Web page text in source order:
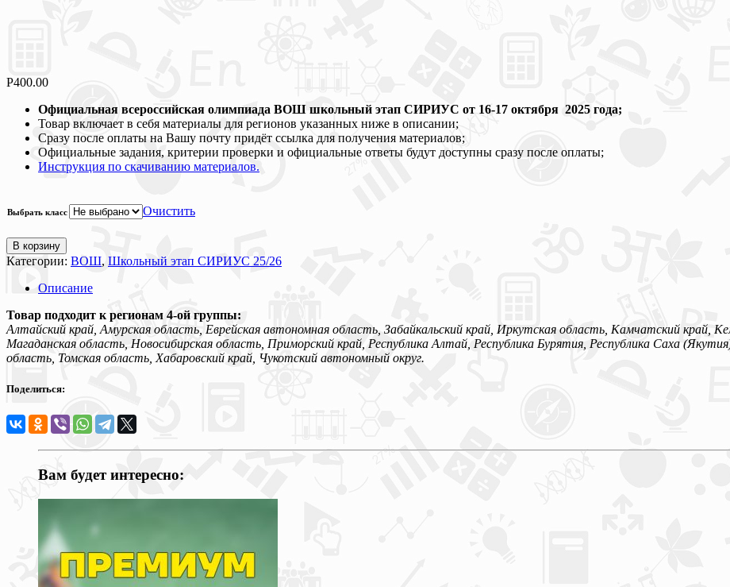
Р400.00
Официальная всероссийская олимпиада ВОШ школьный этап СИРИУС от 16-17 октября 2025 года;
Товар включает в себя материалы для регионов указанных ниже в описании;
Сразу после оплаты на Вашу почту придёт ссылка для получения материалов;
Официальные задания, критерии проверки и официальные ответы будут доступны сразу после оплаты;
Инструкция по скачиванию материалов.
Выбрать класс Очистить
В корзину
Категории: ВОШ, Школьный этап СИРИУС 25/26
Описание
Товар подходит к регионам 4-ой группы:
Алтайский край, Амурская область, Еврейская автономная область, Забайкальский край, Иркутская область, Камчатский край,
Магаданская область, Новосибирская область, Приморский край, Республика Алтай, Республика Бурятия, Республика Саха
область, Томская область, Хабаровский край, Чукотский автономный округ.
Поделиться:
Вам будет интересно: